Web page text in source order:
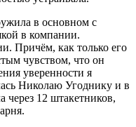
в основном с
в компании.
Причём, как только его
чувством, что он
уверенности я
Николаю Угоднику и в
через 12 штакетников,